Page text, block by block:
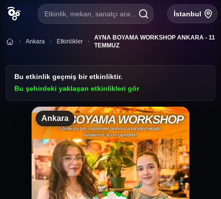
Etkinlik, mekan, sanatçı ara... İstanbul
Ankara Etkinlikler
AYNA BOYAMA WORKSHOP ANKARA - 11
TEMMUZ
Bu etkinlik geçmiş bir etkinliktir.
Bu şehirdeki yaklaşan etkinlikleri gör
Ankara